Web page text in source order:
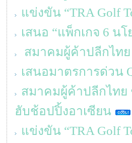
แข่งขัน “TRA Golf
เสนอ “แพ็กเกจ 6 น
สมาคมผู้ค้าปลีกไท
เสนอมาตรการด่วน
สมาคมผู้ค้าปลีกไทย
ฮับช้อปปิ้งอาเซียน
แข่งขัน “TRA Golf